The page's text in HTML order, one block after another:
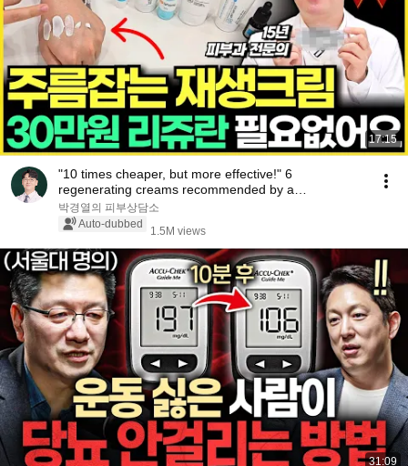
17:15
"10 times cheaper, but more effective!" 6
regenerating creams recommended by a
dermatologist that...
박경열의 피부상담소
Auto-dubbed
1.5M views
31:09